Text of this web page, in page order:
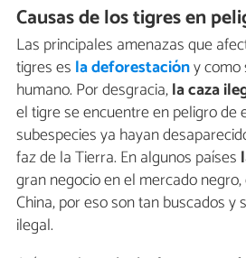
Causas de los tigres en
Las principales amenazas que
tigres es la deforestacióny como
humano. Por desgracia,la caza
el tigre se encuentre en peligro de
subespecies ya hayan
faz de la Tierra. En algunos países
gran negocio en el mercado
China, por eso son tan buscados y
ilegal.